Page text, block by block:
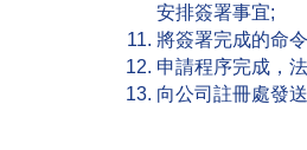
安排簽署事宜;
將簽署完成的命
申請程序完成，
向公司註冊處發